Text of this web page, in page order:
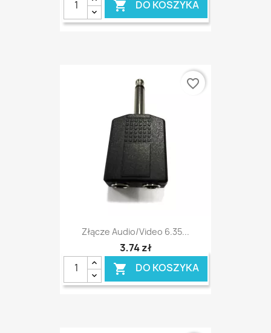
 DO KOSZYKA
Złącze Audio/video 6.35...
3,74 zł
 DO KOSZYKA
favorite_border